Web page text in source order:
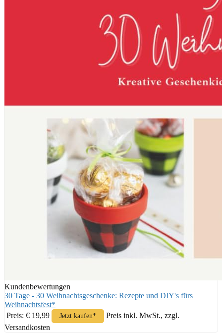
Kundenbewertungen
30 Tage - 30 Weihnachtsgeschenke: Rezepte und DIY's fürs
Weihnachtsfest*
Preis: € 19,99
Jetzt kaufen*
Preis inkl. MwSt., zzgl.
Versandkosten